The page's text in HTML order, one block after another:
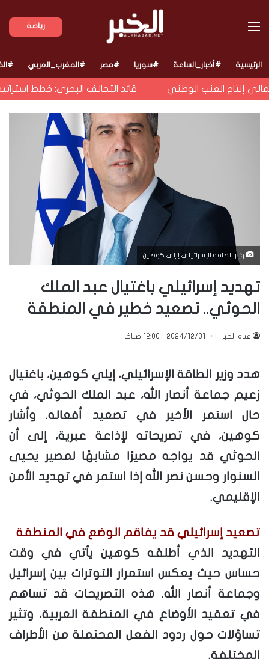
رياضة القائمة
الرئيسية #أخبار_الساعة #سوريا #مصر #المغرب_العربي
قائد التحالف البحري: خطط
وزير الطاقة الإسرائيلي إيلي كوهين
تهديد إسرائيلي باغتيال عبد الملك
الحوثي.. تصعيد خطير في المنطقة
قناة الخبر 2024/12/31 - 12:00 صباحًا
هدد وزير الطاقة الإسرائيلي، إيلي كوهين، باغتيال
زعيم جماعة أنصار الله، عبد الملك الحوثي، في
حال استمر الأخير في تصعيد أفعاله. وأشار
كوهين، في تصريحاته لإذاعة عبرية، إلى أن
الحوثي قد يواجه مصيرًا مشابهًا لمصير يحيى
السنوار وحسن نصر الله إذا استمر في تهديد الأمن
الإقليمي.
تصعيد إسرائيلي قد يفاقم الوضع في المنطقة
التهديد الذي أطلقه كوهين يأتي في وقت
حساس حيث يعكس استمرار التوترات بين إسرائيل
وجماعة أنصار الله. هذه التصريحات قد تساهم
في تعقيد الأوضاع في المنطقة العربية، وتثير
تساؤلات حول ردود الفعل المحتملة من الأطراف
المختلفة.